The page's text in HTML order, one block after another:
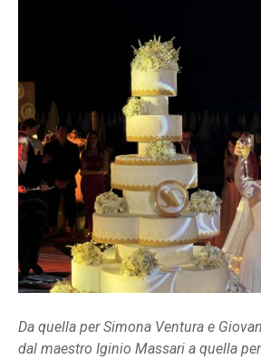
Da quella per Simona Ventura e
dal maestro Iginio Massari a quella